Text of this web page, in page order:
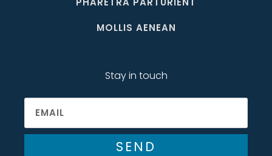
MOLLIS AENEAN
Stay in touch
SEND